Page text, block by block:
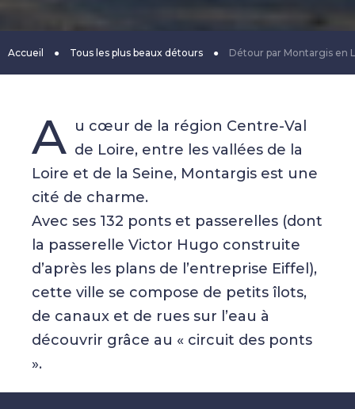
Accueil ● Tous les plus beaux détours ● Détour par Montargis en
A u cœur de la région Centre-Val
de Loire, entre les vallées de la
Loire et de la Seine, Montargis est une
cité de charme.
Avec ses 132 ponts et passerelles (dont
la passerelle Victor Hugo construite
d’après les plans de l’entreprise Eiffel),
cette ville se compose de petits îlots,
de canaux et de rues sur l’eau à
découvrir grâce au « circuit des ponts
».